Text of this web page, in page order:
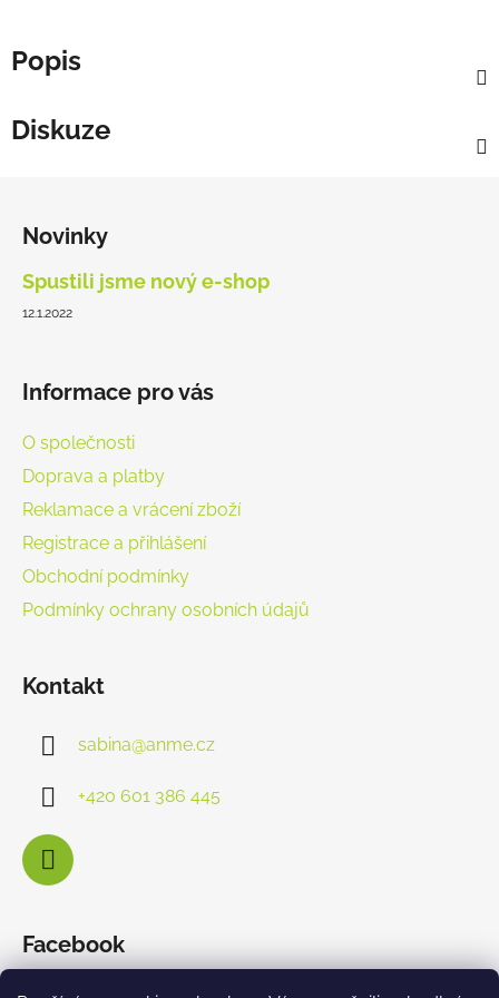
Popis
Diskuze
Novinky
Spustili jsme nový e-shop
12.1.2022
Informace pro vás
O společnosti
Doprava a platby
Reklamace a vrácení zboží
Registrace a přihlášení
Obchodní podmínky
Podmínky ochrany osobních údajů
Kontakt
sabina@anme.cz
+420 601 386 445
Facebook